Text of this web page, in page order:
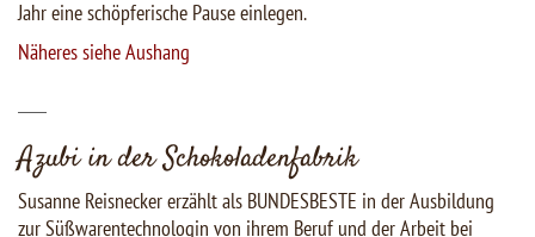
Jahr eine schöpferische Pause einlegen.
Näheres siehe Aushang
Azubi in der Schokoladenfabrik
Susanne Reisnecker erzählt als BUNDESBESTE in der Ausbildung
zur Süßwarentechnologin von ihrem Beruf und der Arbeit bei